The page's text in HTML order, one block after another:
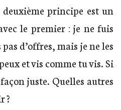
principe est un
le premier : je ne fuis
d’offres, mais je ne les
et vis comme tu vis. Si
juste. Quelles autres
?